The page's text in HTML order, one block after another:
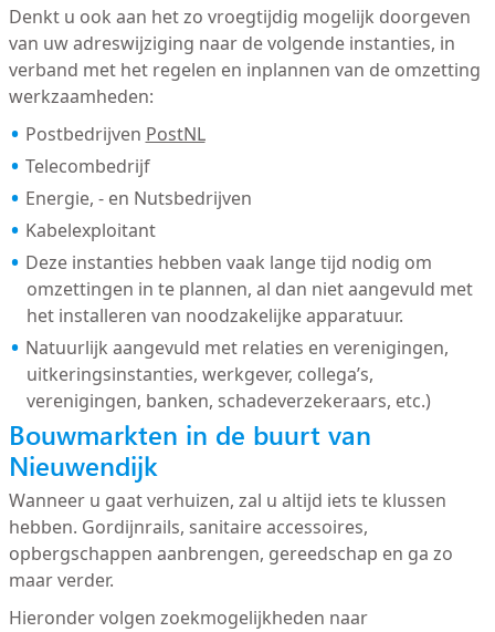
Denkt u ook aan het zo vroegtijdig mogelijk doorgeven
van uw adreswijziging naar de volgende instanties, in
verband met het regelen en inplannen van de omzetting
werkzaamheden:
Postbedrijven PostNL
Telecombedrijf
Energie, - en Nutsbedrijven
Kabelexploitant
Deze instanties hebben vaak lange tijd nodig om
omzettingen in te plannen, al dan niet aangevuld met
het installeren van noodzakelijke apparatuur.
Natuurlijk aangevuld met relaties en verenigingen,
uitkeringsinstanties, werkgever, collega’s,
verenigingen, banken, schadeverzekeraars, etc.)
Bouwmarkten in de buurt van
Nieuwendijk
Wanneer u gaat verhuizen, zal u altijd iets te klussen
hebben. Gordijnrails, sanitaire accessoires,
opbergschappen aanbrengen, gereedschap en ga zo
maar verder.
Hieronder volgen zoekmogelijkheden naar